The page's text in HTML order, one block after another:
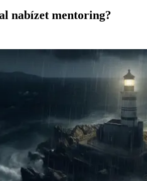
nabízet mentoring?